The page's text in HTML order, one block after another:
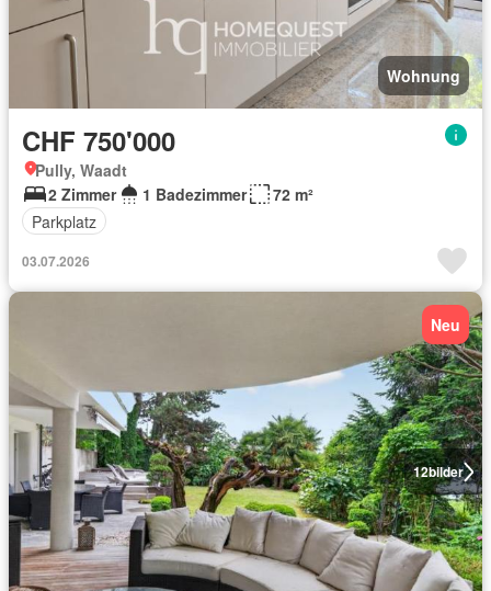
Wohnung
CHF 750'000
Pully, Waadt
2 Zimmer
1 Badezimmer
72 m²
Parkplatz
03.07.2026
12bilder
Neu